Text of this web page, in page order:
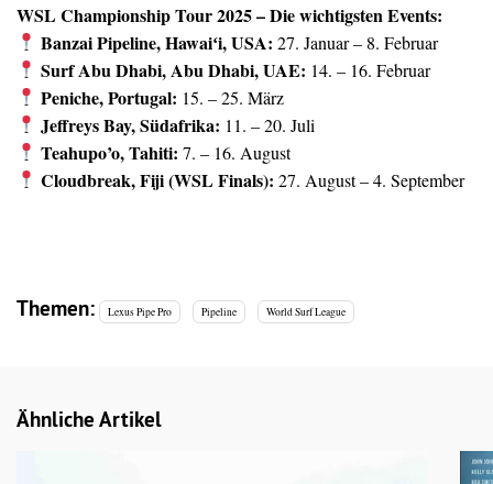
WSL Championship Tour 2025 – Die wichtigsten Events:
Banzai Pipeline, Hawaiʻi, USA: 27. Januar – 8. Februar
Surf Abu Dhabi, Abu Dhabi, UAE: 14. – 16. Februar
Peniche, Portugal: 15. – 25. März
Jeffreys Bay, Südafrika: 11. – 20. Juli
Teahupo’o, Tahiti: 7. – 16. August
Cloudbreak, Fiji (WSL Finals): 27. August – 4. September
Themen: Lexus Pipe Pro Pipeline World Surf League
Ähnliche Artikel